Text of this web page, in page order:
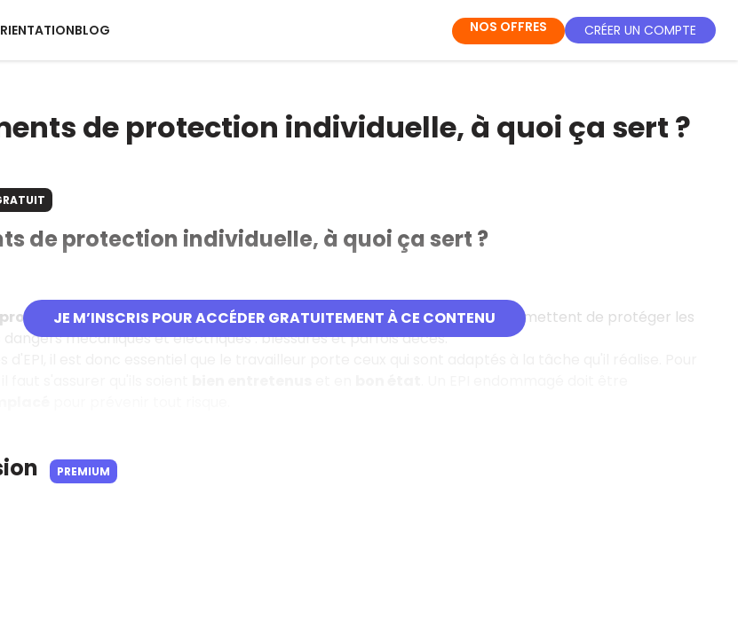
BLOG NOS OFFRES CRÉER UN COMPTE
de protection individuelle, à quoi ça sert ?
JE M’INSCRIS POUR ACCÉDER GRATUITEMENT À CE CONTENU
de protection individuelle, à quoi ça sert ?
individuelle, aussi appelésEPI, sont très importants car ils permettent de protéger les
mécaniques et électriques : blessures et parfois décès.
PREMIUM